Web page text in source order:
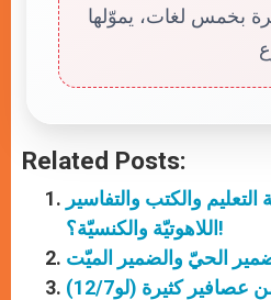
بخمس لغات، يموّلها
Related Posts:
والكتب والتفاسير
اللاهوتيّة والكنسيّة؟!
الحيّ والضمير الميّت
كثيرة (لو12/7)